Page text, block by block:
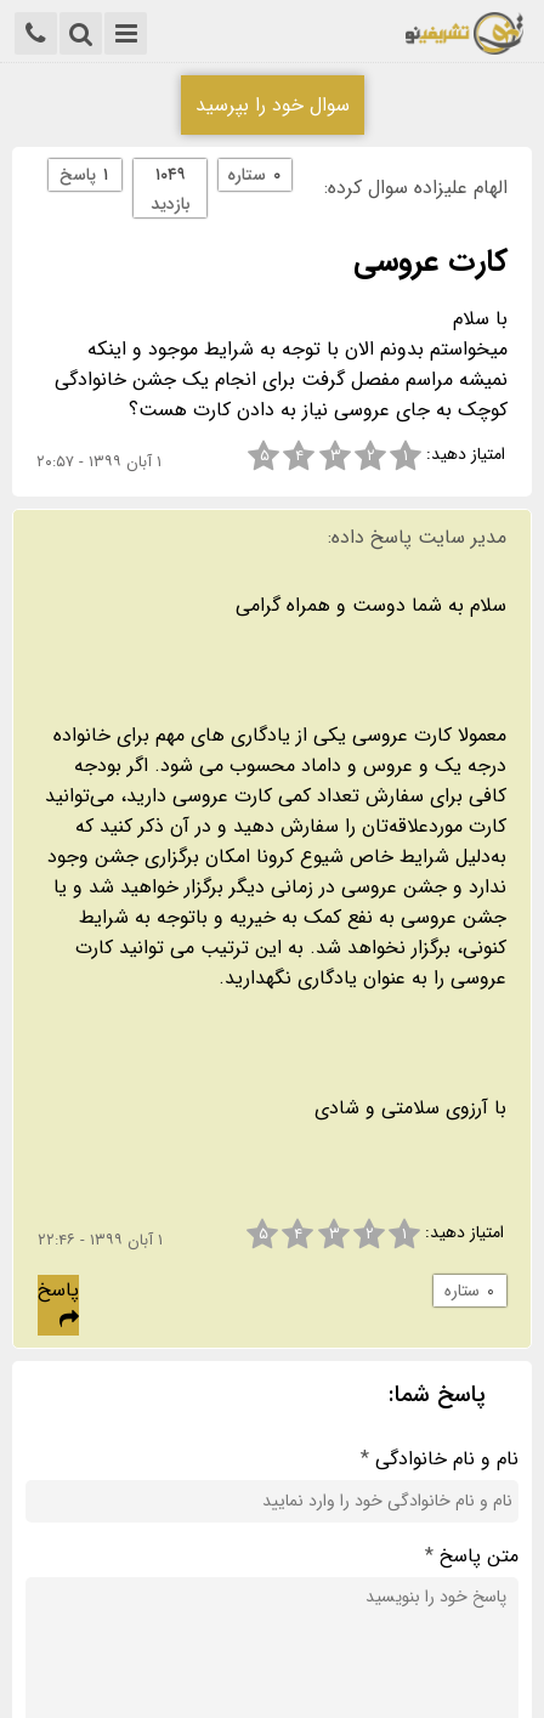
سوال خود را بپرسید
الهام علیزاده سوال کرده: ۱ پاسخ
۱۰۴۹
بازدید
۰ ستاره
کارت عروسی
میخواستم بدونم الان با توجه به شرایط موجود و اینکه
نمیشه مراسم مفصل گرفت برای انجام یک جشن خانوادگی
کوچک به جای عروسی نیاز به دادن کارت هست؟
امتیاز دهید: ۱ ۲ ۳ ۴ ۵ ۱ آبان ۱۳۹۹ - ۲۰:۵۷
مدیر سایت پاسخ داده:
سلام به شما دوست و همراه گرامی
معمولا کارت عروسی یکی از یادگاری های مهم برای خانواده
درجه یک و عروس و داماد محسوب می شود. اگر بودجه
کافی برای سفارش تعداد کمی کارت عروسی دارید، می‌توانید
کارت موردعلاقه‌تان را سفارش دهید و در آن ذکر کنید که
به‌دلیل شرایط خاص شیوع کرونا امکان برگزاری جشن وجود
ندارد و جشن عروسی در زمانی دیگر برگزار خواهید شد و یا
جشن عروسی به نفع کمک به خیریه و باتوجه به شرایط
کنونی، برگزار نخواهد شد. به این ترتیب می توانید کارت
عروسی را به عنوان یادگاری نگهدارید.
با آرزوی سلامتی و شادی
امتیاز دهید: ۱ ۲ ۳ ۴ ۵ ۱ آبان ۱۳۹۹ - ۲۲:۴۶
۰ ستاره پاسخ
پاسخ شما:
نام و نام خانوادگی *
متن پاسخ *